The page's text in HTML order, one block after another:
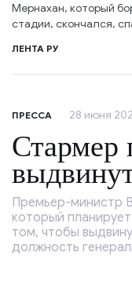
Мернахан, который
стадии, скончался,
ЛЕНТА РУ
ПРЕССА 28 июня
Стармер
Премьер-министр
который
том, чтобы
должность